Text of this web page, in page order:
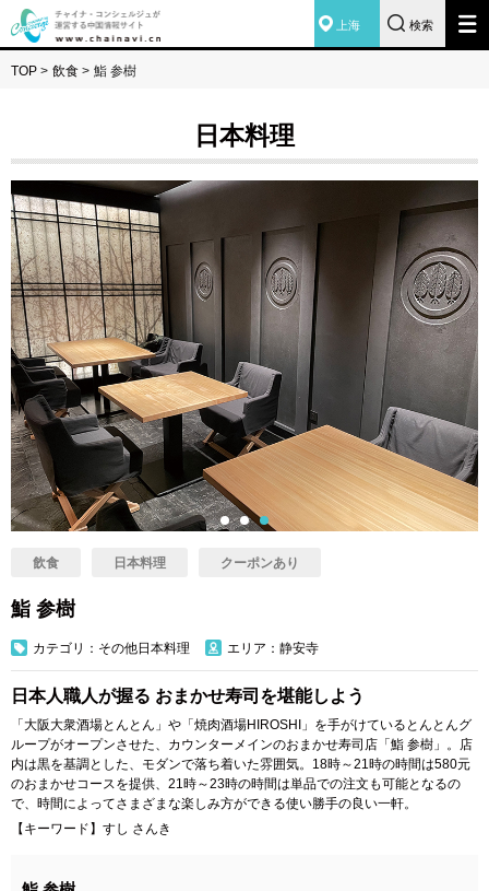
上海 検索
TOP > 飲食 > 鮨 参樹
日本料理
飲食 日本料理 クーポンあり
鮨 参樹
カテゴリ：その他日本料理 エリア：静安寺
日本人職人が握る おまかせ寿司を堪能しよう
「大阪大衆酒場とんとん」や「焼肉酒場HIROSHI」を手がけているとんとんグ
ループがオープンさせた、カウンターメインのおまかせ寿司店「鮨 参樹」。店
内は黒を基調とした、モダンで落ち着いた雰囲気。18時～21時の時間は580元
のおまかせコースを提供、21時～23時の時間は単品での注文も可能となるの
で、時間によってさまざまな楽しみ方ができる使い勝手の良い一軒。
【キーワード】すし さんき